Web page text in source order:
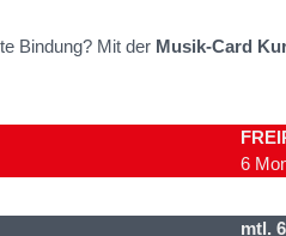
Bindung? Mit der Musik-Card
6
mtl.